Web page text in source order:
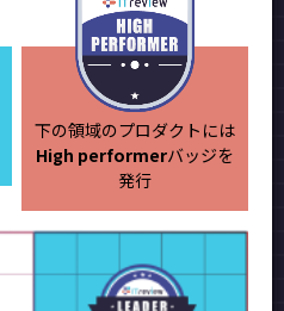
下の領域のプロダクトには
High performerバッジを
発行